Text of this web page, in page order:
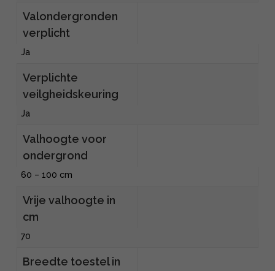
Valondergronden
verplicht
Ja
Verplichte
veilgheidskeuring
Ja
Valhoogte voor
ondergrond
60 – 100 cm
Vrije valhoogte in
cm
70
Breedte toestel in